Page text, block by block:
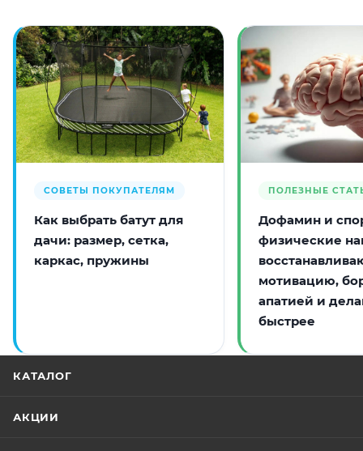
СОВЕТЫ ПОКУПАТЕЛЯМ
Как выбрать батут для
дачи: размер, сетка,
каркас, пружины
ПОЛЕЗНЫЕ
Дофамин и
физические
мотивацию,
апатией и
быстрее
КАТАЛОГ
АКЦИИ